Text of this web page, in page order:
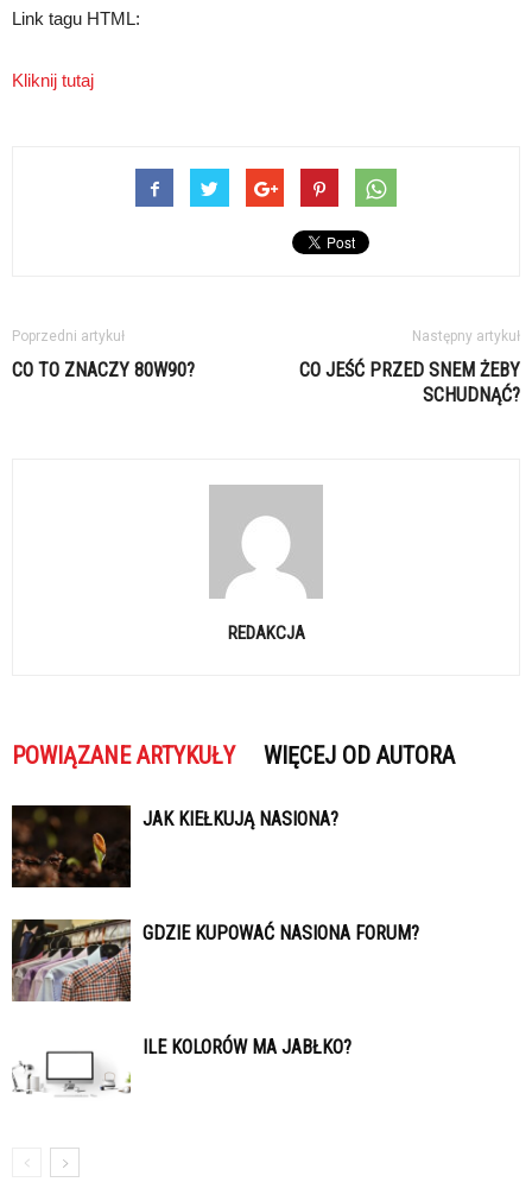
Link tagu HTML:
Kliknij tutaj
Poprzedni artykuł
CO TO ZNACZY 80W90?
Następny artykuł
CO JEŚĆ PRZED SNEM ŻEBY
SCHUDNĄĆ?
REDAKCJA
POWIĄZANE ARTYKUŁY WIĘCEJ OD AUTORA
JAK KIEŁKUJĄ NASIONA?
GDZIE KUPOWAĆ NASIONA FORUM?
ILE KOLORÓW MA JABŁKO?